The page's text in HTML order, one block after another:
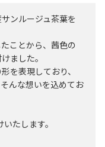
ンルージュ茶葉を
ことから、茜色の
ました。
を表現しており、
んな想いを込めてお
たします。